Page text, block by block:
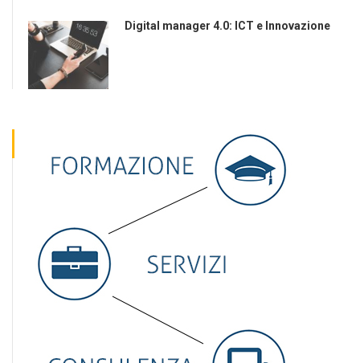
Digital manager 4.0: ICT e Innovazione